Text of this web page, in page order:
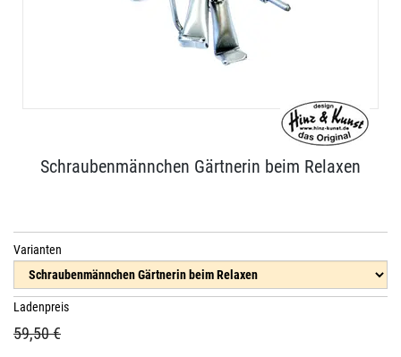
Schraubenmännchen Gärtnerin beim Relaxen
Varianten
Ladenpreis
59,50 €